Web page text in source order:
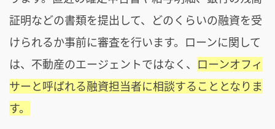
証明などの書類を提出して、どのくらいの融資を受
けられるか事前に審査を行います。ローンに関して
は、不動産のエージェントではなく、 ローンオフィ
サーと呼ばれる融資担当者に相談することとなりま
す。